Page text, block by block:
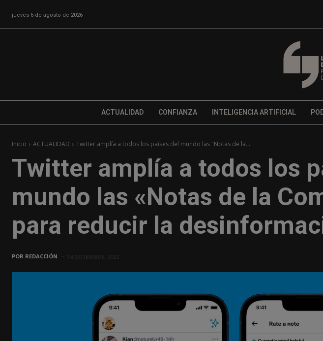
jueves 6 de agosto de 2026
ACTUALIDAD CONFIANZA INTELIGENCIA ARTIFICIAL
Inicio ACTUALIDAD Twitter amplía a todos los países del mundo las "Notas de la...
Twitter amplía a todos los
mundo las «Notas de la
para reducir la
POR REDACCIÓN